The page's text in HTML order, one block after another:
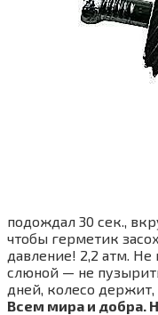
подождал 30 сек.,
чтобы герметик
давление! 2,2 атм.
слюной — не
дней, колесо держит,
Всем мира и добра.